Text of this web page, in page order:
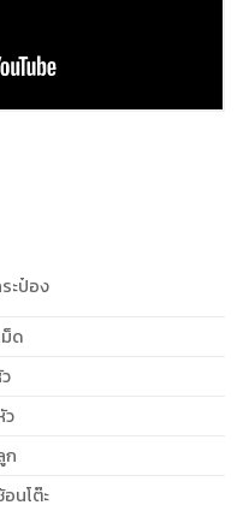
ะป๋อง
ม็ด
ว
ก
อนโต๊ะ